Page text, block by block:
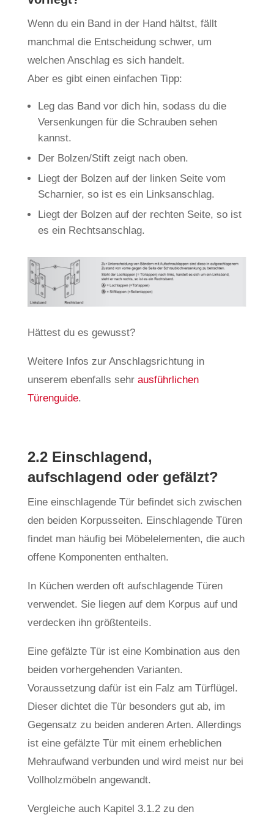
Wenn du ein Band in der Hand hältst, fällt
manchmal die Entscheidung schwer, um
welchen Anschlag es sich handelt.
Aber es gibt einen einfachen Tipp:
Leg das Band vor dich hin, sodass du die
Versenkungen für die Schrauben sehen
kannst.
Der Bolzen/Stift zeigt nach oben.
Liegt der Bolzen auf der linken Seite vom
Scharnier, so ist es ein Linksanschlag.
Liegt der Bolzen auf der rechten Seite, so ist
es ein Rechtsanschlag.
Hättest du es gewusst?
Weitere Infos zur Anschlagsrichtung in
unserem ebenfalls sehr ausführlichen
Türenguide.
2.2 Einschlagend,
aufschlagend oder gefälzt?
Eine einschlagende Tür befindet sich zwischen
den beiden Korpusseiten. Einschlagende Türen
findet man häufig bei Möbelelementen, die auch
offene Komponenten enthalten.
In Küchen werden oft aufschlagende Türen
verwendet. Sie liegen auf dem Korpus auf und
verdecken ihn größtenteils.
Eine gefälzte Tür ist eine Kombination aus den
beiden vorhergehenden Varianten.
Voraussetzung dafür ist ein Falz am Türflügel.
Dieser dichtet die Tür besonders gut ab, im
Gegensatz zu beiden anderen Arten. Allerdings
ist eine gefälzte Tür mit einem erheblichen
Mehraufwand verbunden und wird meist nur bei
Vollholzmöbeln angewandt.
Vergleiche auch Kapitel 3.1.2 zu den